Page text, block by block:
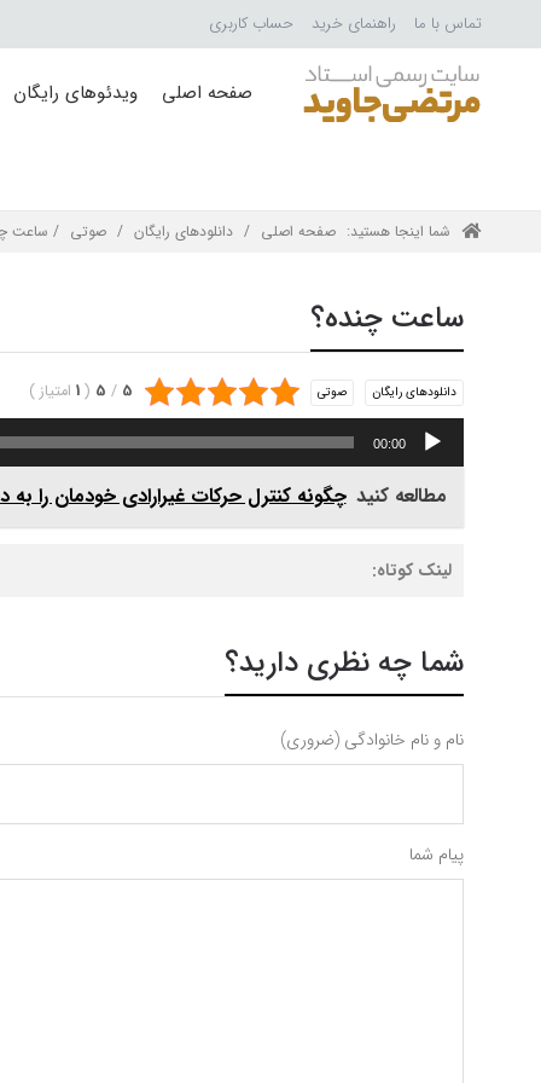
تماس با ما راهنمای خرید حساب کاربری
صفحه اصلی ویدئوهای رایگان
شما اینجا هستید: صفحه اصلی / دانلودهای رایگان / صوتی / ساعت
ساعت چنده؟
دانلودهای رایگان صوتی 5
/
5
(
1 امتیاز)
پخش‌کننده
صوت
00:00
مطالعه کنید چگونه کنترل حرکات غیرارادی خودمان را
لینک کوتاه:
شما چه نظری دارید؟
نام و نام خانوادگی (ضروری)
پیام شما